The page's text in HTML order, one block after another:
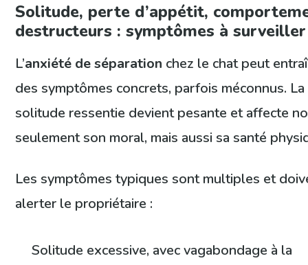
Solitude, perte d’appétit,
destructeurs : symptômes à surveiller
L’anxiété de séparation chez le chat peut
des symptômes concrets, parfois méconnus. La
solitude ressentie devient pesante et affecte
seulement son moral, mais aussi sa santé
Les symptômes typiques sont multiples et
alerter le propriétaire :
Solitude excessive, avec vagabondage à la